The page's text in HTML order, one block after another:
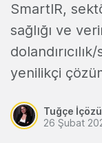
SmartIR,
sağlığı ve
yenilikçi
Tuğçe İçözü
26 Şubat